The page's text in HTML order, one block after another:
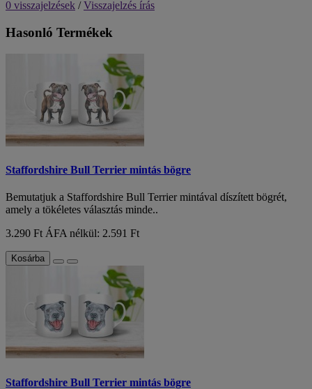
0 visszajelzések /Visszajelzés írás
Hasonló Termékek
Staffordshire Bull Terrier mintás bögre
Bemutatjuk a Staffordshire Bull Terrier mintával díszített bögrét,
amely a tökéletes választás minde..
3.290 Ft ÁFA nélkül: 2.591 Ft
Kosárba
Staffordshire Bull Terrier mintás bögre